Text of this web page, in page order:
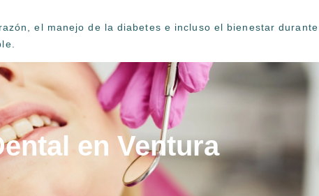
el manejo de la diabetes e incluso el bienestar durante
en Ventura